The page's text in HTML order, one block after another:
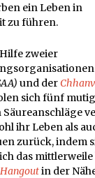
ein Leben in
zu führen.
zweier
und derChhanv
sich fünf
Säureanschläge
ihr Leben als
zurück, indem
das
Hangoutin der